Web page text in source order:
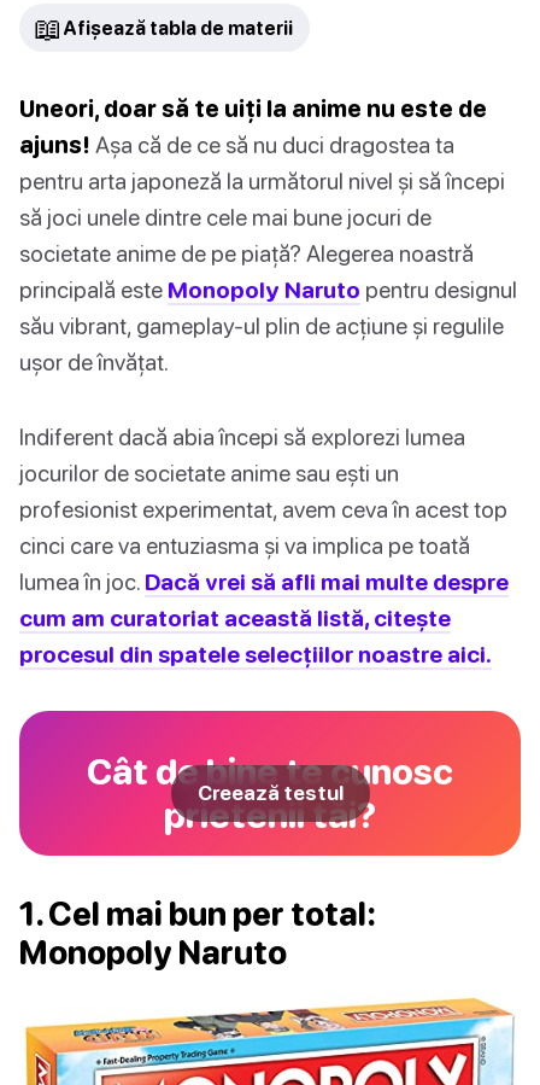
📖 Afișează tabla de materii
Uneori, doar să te uiți la anime nu este de
ajuns! Așa că de ce să nu duci dragostea ta
pentru arta japoneză la următorul nivel și să începi
să joci unele dintre cele mai bune jocuri de
societate anime de pe piață? Alegerea noastră
principală este Monopoly Naruto pentru designul
său vibrant, gameplay-ul plin de acțiune și regulile
ușor de învățat.
Indiferent dacă abia începi să explorezi lumea
jocurilor de societate anime sau ești un
profesionist experimentat, avem ceva în acest top
cinci care va entuziasma și va implica pe toată
lumea în joc. Dacă vrei să afli mai multe despre
cum am curatoriat această listă, citește
procesul din spatele selecțiilor noastre aici.
Cât de bine te cunosc
prietenii tăi?
Creează testul
1. Cel mai bun per total:
Monopoly Naruto